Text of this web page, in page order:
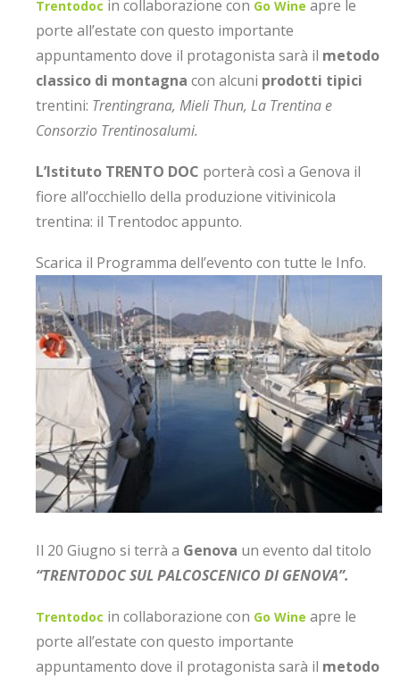
Trentodoc in collaborazione con Go Wine apre le
porte all’estate con questo importante
appuntamento dove il protagonista sarà il metodo
classico di montagna con alcuni prodotti tipici
trentini: Trentingrana, Mieli Thun, La Trentina e
Consorzio Trentinosalumi.
L’Istituto TRENTO DOC porterà così a Genova il
fiore all’occhiello della produzione vitivinicola
trentina: il Trentodoc appunto.
Scarica il Programma dell’evento con tutte le Info.
Il 20 Giugno si terrà a Genova un evento dal titolo
“TRENTODOC SUL PALCOSCENICO DI GENOVA”.
Trentodoc in collaborazione con Go Wine apre le
porte all’estate con questo importante
appuntamento dove il protagonista sarà il metodo